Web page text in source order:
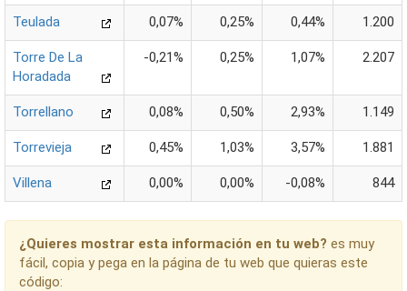
Teulada 0,07% 0,25% 0,44% 1.200
Torre De La
Horadada
-0,21% 0,25% 1,07% 2.207
Torrellano 0,08% 0,50% 2,93% 1.149
Torrevieja 0,45% 1,03% 3,57% 1.881
Villena 0,00% 0,00% -0,08% 844
¿Quieres mostrar esta información en tu web? es muy
fácil, copia y pega en la página de tu web que quieras este
código: